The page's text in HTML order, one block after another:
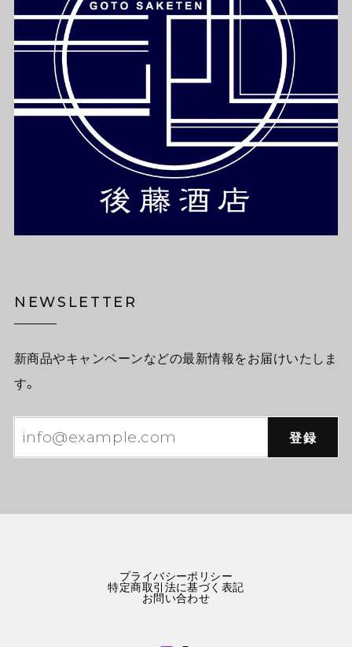
NEWSLETTER
新商品やキャンペーンなどの最新情報をお届けいたしま
す。
登録
プライバシーポリシー
特定商取引法に基づく表記
お問い合わせ